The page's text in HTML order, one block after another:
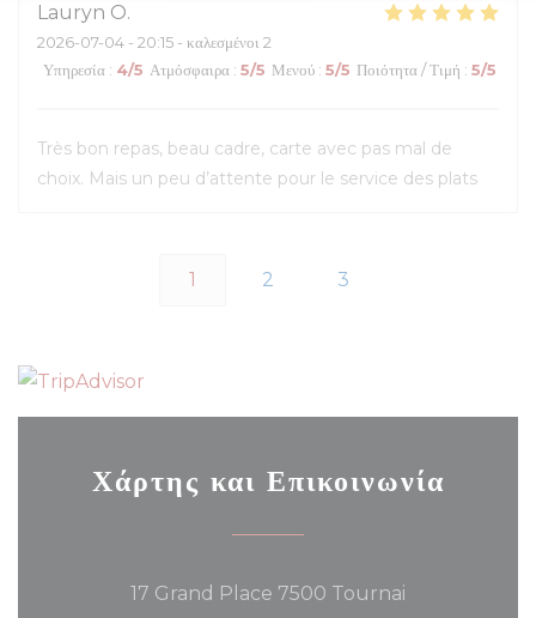
Lauryn O
2026-07-04 - 20:15 - καλεσμένοι 2
Υπηρεσία : 4/5 Ατμόσφαιρα : 5/5 Μενού : 5/5 Ποιότητα / Τιμή : 5/5
Très bon repas, beau cadre, carte avec pas mal de
choix. Mais un peu d’attente pour le service des plats
1 2 3
Χάρτης και Επικοινωνία
17 Grand Place 7500 Tournai